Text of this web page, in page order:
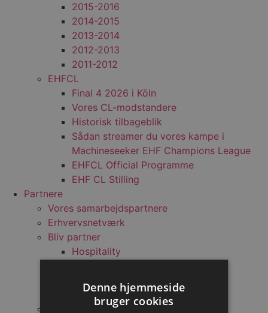
2015-2016
2014-2015
2013-2014
2012-2013
2011-2012
EHFCL
Final 4 2026 i Köln
Vores CL-modstandere
Historisk tilbageblik
Sådan streamer du vores kampe i
Machineseeker EHF Champions League
EHFCL Official Programme
EHF CL Stilling
Partnere
Vores samarbejdspartnere
Erhvervsnetværk
Bliv partner
Hospitality
Eksponering
Netværk
Mest stillede spørgsmål
Denne hjemmeside
bruger cookies